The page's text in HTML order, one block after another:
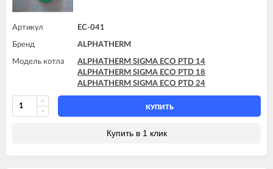
Артикул EC-041
Бренд ALPHATHERM
Модель котла
ALPHATHERM SIGMA ECO PTD 14
ALPHATHERM SIGMA ECO PTD 18
ALPHATHERM SIGMA ECO PTD 24
КУПИТЬ
Купить в 1 клик